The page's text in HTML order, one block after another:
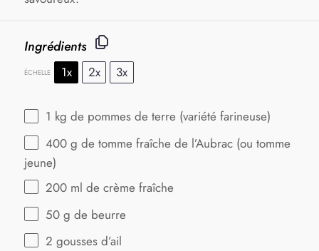
Ingrédients
ÉCHELLE 1x 2x 3x
1 kg de pommes de terre (variété farineuse)
400 g de tomme fraîche de l’Aubrac (ou tomme
jeune)
200 ml de crème fraîche
50 g de beurre
2 gousses d’ail